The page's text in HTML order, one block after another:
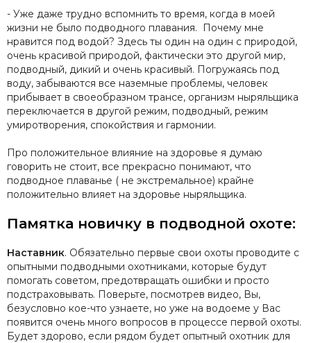
- Уже даже трудно вспомнить то время, когда в моей
жизни не было подводного плавания. Почему мне
нравится под водой? Здесь ты один на один с природой,
очень красивой природой, фактически это другой мир,
подводный, дикий и очень красивый. Погружаясь под
воду, забываются все наземные проблемы, человек
прибывает в своеобразном трансе, организм ныряльщика
переключается в другой режим, подводный, режим
умиротворения, спокойствия и гармонии.
Про положительное влияние на здоровье я думаю
говорить не стоит, все прекрасно понимают, что
подводное плаванье ( не экстремальное) крайне
положительно влияет на здоровье ныряльщика.
Памятка новичку в подводной охоте:
Наставник. Обязательно первые свои охоты проводите с
опытными подводными охотниками, которые будут
помогать советом, предотвращать ошибки и просто
подстраховывать. Поверьте, посмотрев видео, Вы,
безусловно кое-что узнаете, но уже на водоеме у Вас
появится очень много вопросов в процессе первой охоты.
Будет здорово, если рядом будет опытный охотник для